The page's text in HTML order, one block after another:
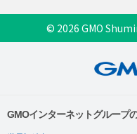
© 2026 GMO